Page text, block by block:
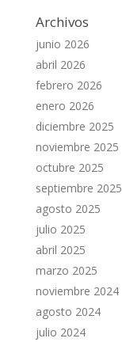
Archivos
junio 2026
abril 2026
febrero 2026
enero 2026
diciembre 2025
noviembre 2025
octubre 2025
septiembre 2025
agosto 2025
julio 2025
abril 2025
marzo 2025
noviembre 2024
agosto 2024
julio 2024